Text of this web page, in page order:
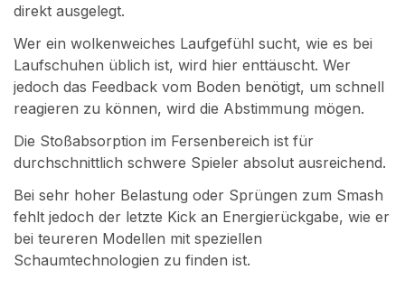
direkt ausgelegt.
Wer ein wolkenweiches Laufgefühl sucht, wie es bei
Laufschuhen üblich ist, wird hier enttäuscht. Wer
jedoch das Feedback vom Boden benötigt, um schnell
reagieren zu können, wird die Abstimmung mögen.
Die Stoßabsorption im Fersenbereich ist für
durchschnittlich schwere Spieler absolut ausreichend.
Bei sehr hoher Belastung oder Sprüngen zum Smash
fehlt jedoch der letzte Kick an Energierückgabe, wie er
bei teureren Modellen mit speziellen
Schaumtechnologien zu finden ist.